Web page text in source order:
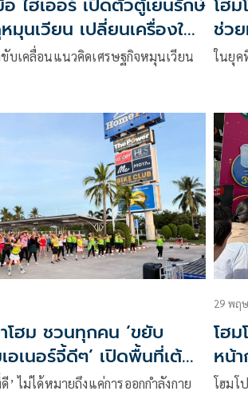
มุนเวียน เปลี่ยนเครื่องใช้
ตภัณฑ์ใหม่
บเคลื่อนแนวคิดเศรษฐกิจหมุนเวียน
ช่วย
บ้าน
ในยุค
โฮม ชวนทุกคน ‘ขยับ
อเนอร์จี้ดีๆ’ เปิดพื้นที่เต้น
กสัปดาห์
’ ไม่ได้หมายถึงแค่การออกกำลังกาย
29 พฤ
โฮม
หน้
บ้า
โฮมโ